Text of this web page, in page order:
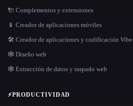
🔌 Complementos y extensiones
📱 Creador de aplicaciones móviles
🛠️ Creador de aplicaciones y codificación Vibe
🕸 Diseño web
🕸️ Extracción de datos y raspado web
⚡PRODUCTIVIDAD